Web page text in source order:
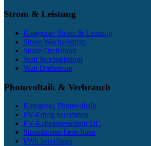
Strom & Leistung
Kategorie: Strom & Leistung
Strom Wechselstrom
Strom Drehstrom
Watt Wechselstrom
Watt Drehstrom
Photovoltaik & Verbrauch
Kategorie: Photovoltaik
PV-Ertrag berechnen
PV-Kabelquerschnitt DC
Stromkosten berechnen
kWh berechnen